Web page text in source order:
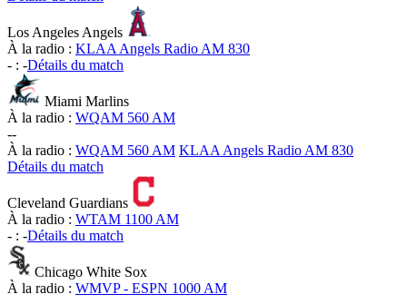
Los Angeles Angels
À la radio : KLAA Angels Radio AM 830
- : -Détails du match
Miami Marlins
À la radio : WQAM 560 AM
--
À la radio : WQAM 560 AM KLAA Angels Radio AM 830
Détails du match
Cleveland Guardians
À la radio : WTAM 1100 AM
- : -Détails du match
Chicago White Sox
À la radio : WMVP - ESPN 1000 AM